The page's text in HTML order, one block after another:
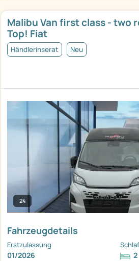
Malibu Van first class - two
Top! Fiat
Händlerinserat Neu
24
Fahrzeugdetails
Erstzulassung
01/2026 2